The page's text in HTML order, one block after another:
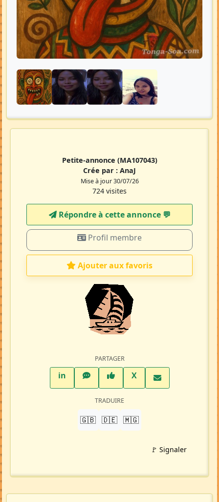
Petite-annonce (MA107043)
Crée par : AnaJ
Mise à jour 30/07/26
724 visites
Répondre à cette annonce 💬​
Profil membre
Ajouter aux favoris
PARTAGER
inLinkedInWhatsAppFacebook
XTwitter X
TRADUIRE
🇬🇧 🇩🇪 🇲🇬
🚩 Signaler